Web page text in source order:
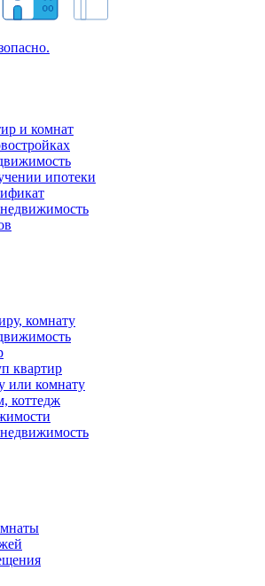
и комнат
ипотеки
комнату
квартир
или комнату
коттедж